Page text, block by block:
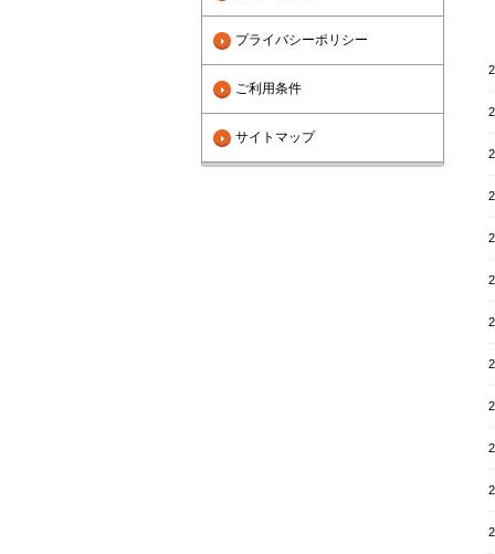
プライバシーポリシー
ご利用条件
サイトマップ